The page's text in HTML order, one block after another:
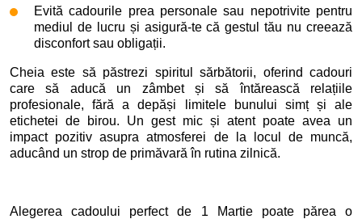
Evită cadourile prea personale sau nepotrivite pentru
mediul de lucru și asigură-te că gestul tău nu creează
disconfort sau obligații.
Cheia este să păstrezi spiritul sărbătorii, oferind cadouri
care să aducă un zâmbet și să întărească relațiile
profesionale, fără a depăși limitele bunului simț și ale
etichetei de birou. Un gest mic și atent poate avea un
impact pozitiv asupra atmosferei de la locul de muncă,
aducând un strop de primăvară în rutina zilnică.
Alegerea cadoului perfect de 1 Martie poate părea o